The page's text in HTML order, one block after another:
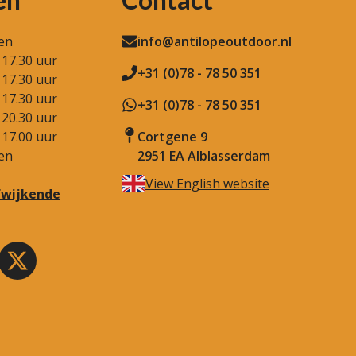
uur
uur
uur
uur
uur
info@antilopeoutdoor.nl
+31 (0)78 - 78 50 351
+31 (0)78 - 78 50 351
Cortgene 9
2951 EA Alblasserdam
View English website